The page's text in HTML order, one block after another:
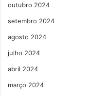
outubro 2024
setembro 2024
agosto 2024
julho 2024
abril 2024
março 2024